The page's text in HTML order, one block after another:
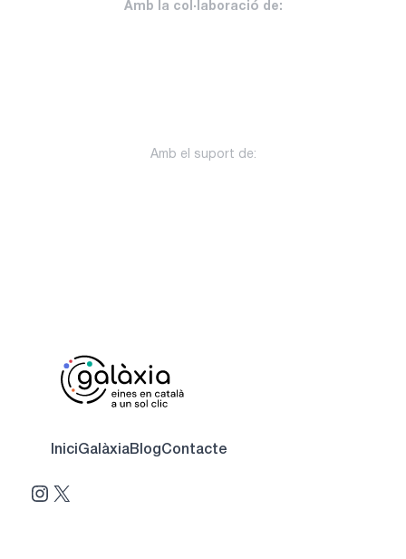
Amb la col·laboració de:
Amb el suport de:
IniciGalàxiaBlogContacte
Instagram
X